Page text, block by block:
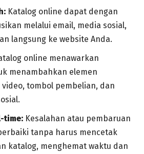
Katalog online dapat dengan
melalui email, media sosial,
langsung ke website Anda.
online menawarkan
menambahkan elemen
tombol pembelian, dan
time: Kesalahan atau pembaruan
tanpa harus mencetak
katalog, menghemat waktu dan